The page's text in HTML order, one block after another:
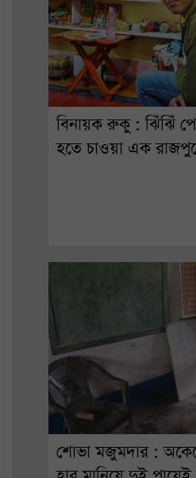
বিনায়ক রুকু : ঝিঁঝিঁ
হতে চাওয়া এক
শোভা মজুমদার :